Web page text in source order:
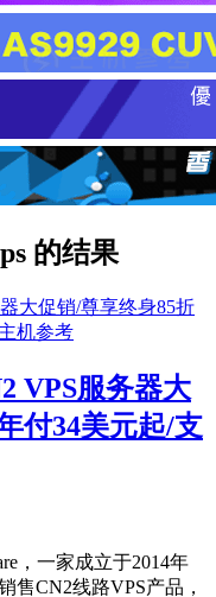
的结果
VPS服务器大
付34美元起/支
，一家成立于2014年
售CN2线路VPS产品，